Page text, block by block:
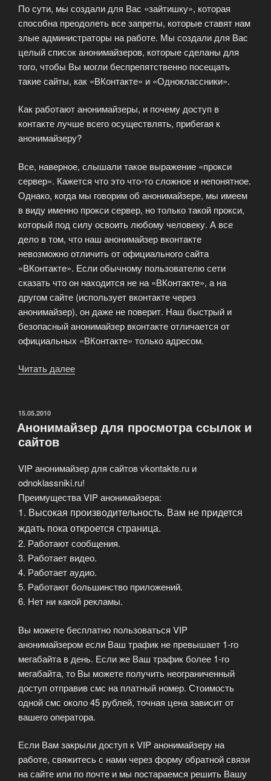
По сути, мы создали для Вас «зайтишку», которая
способна преодолеть все запреты, которые ставят нам
злые администраторы на работе. Мы создали для Вас
целый список анонимайзеров, которые сделаны для
того, чтобы Вы могли беспрепятственно посещать
такие сайты, как «ВКонтакте» и «Одноклассники».
Как работают анонимайзеры, и почему доступ в
контакте лучше всего осуществлять, прибегая к
анонимайзеру?
Все, наверное, слышали такое выражение «прокси
сервер». Кажется что это что-то сложное и непонятное.
Однако, когда мы говорим об анонимайзере, мы имеем
в виду именно прокси сервер, но только такой прокси,
который под силу освоить любому человеку. А все
дело в том, что наш анонимайзер вконтакте
невозможно отличить от официального сайта
«ВКонтакте». Если обычному пользователю сети
сказать что он находится не на «ВКонтакте», а на
другом сайте (использует вконтакте через
анонимайзер), он даже не поверит. Наш быстрый и
безопасный анонимайзер вконтакте отличается от
официальных «ВКонтакте» только адресом.
Читать далее
доступ
вконтакте.»
ОПУБЛИКОВАНО
15.05.2010
Анонимайзер для просмотра ссылок и
сайтов
VIP анонимайзер для сайтов vkontakte.ru и
odnoklassniki.ru!
Преимущества VIP анонимайзера:
1. Высокая производительность. Вам не придется
ждать пока откроется страница.
2. Работают сообщения.
3. Работает видео.
4. Работает аудио.
5. Работают большинство приложений.
6. Нет ни какой рекламы.
Вы можете бесплатно пользоваться VIP
анонимайзером если Ваш трафик не превышает 1-го
мегабайта в день. Если же Ваш трафик более 1-го
мегабайта, то Вы можете получить неограниченный
доступ отправив смс на платный номер. Стоимость
одной смс около 45 рублей, точная цена зависит от
вашего оператора.
Если Вам закрыли доступ к VIP анонимайзеру на
работе, свяжитесь с нами через форму обратной связи
на сайте или по почте и мы постараемся решить Вашу